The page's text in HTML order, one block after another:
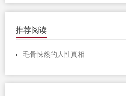
推荐阅读
毛骨悚然的人性真相